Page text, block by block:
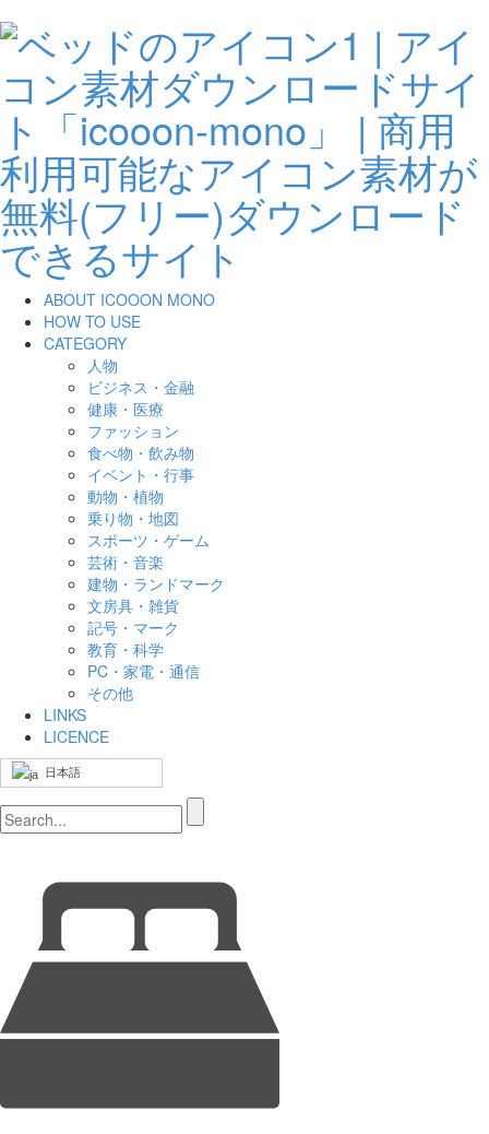
ABOUT ICOOON MONO
HOW TO USE
CATEGORY
人物
ビジネス・金融
健康・医療
ファッション
食べ物・飲み物
イベント・行事
動物・植物
乗り物・地図
スポーツ・ゲーム
芸術・音楽
建物・ランドマーク
文房具・雑貨
記号・マーク
教育・科学
PC・家電・通信
その他
LINKS
LICENCE
日本語